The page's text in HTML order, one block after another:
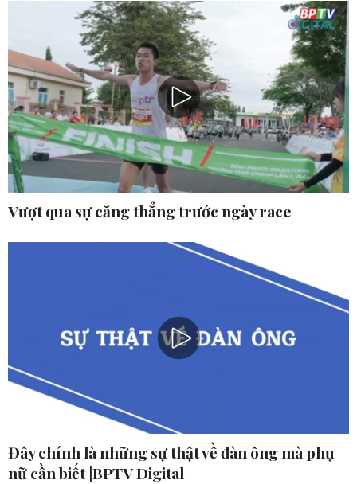
Vượt qua sự căng thẳng trước ngày race
Đây chính là những sự thật về đàn ông mà phụ
nữ cần biết |BPTV Digital